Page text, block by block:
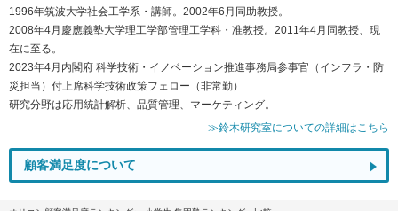
1996年筑波大学社会工学系・講師。2002年6月同助教授。
2008年4月慶應義塾大学理工学部管理工学科・准教授。2011年4月同教授、現
在に至る。
2023年4月内閣府 科学技術・イノベーション推進事務局参事官（インフラ・防
災担当）付上席科学技術政策フェロー（非常勤）
研究分野は応用統計解析、品質管理、マーケティング。
≫鈴木研究室についての詳細はこちら
顧客満足度について